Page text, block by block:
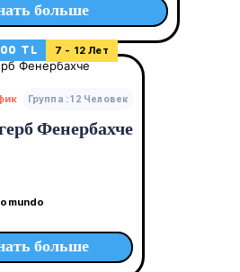
больше
TL 7 - 12 Лет
Группа : 12 Человек
Фенербахче
больше